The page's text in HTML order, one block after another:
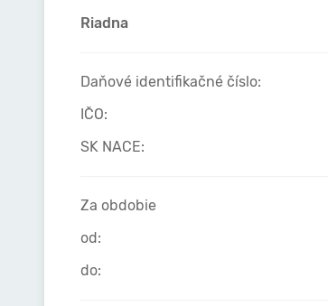
Riadna
Daňové identifikačné číslo:
IČO:
SK NACE:
Za obdobie
od:
do: